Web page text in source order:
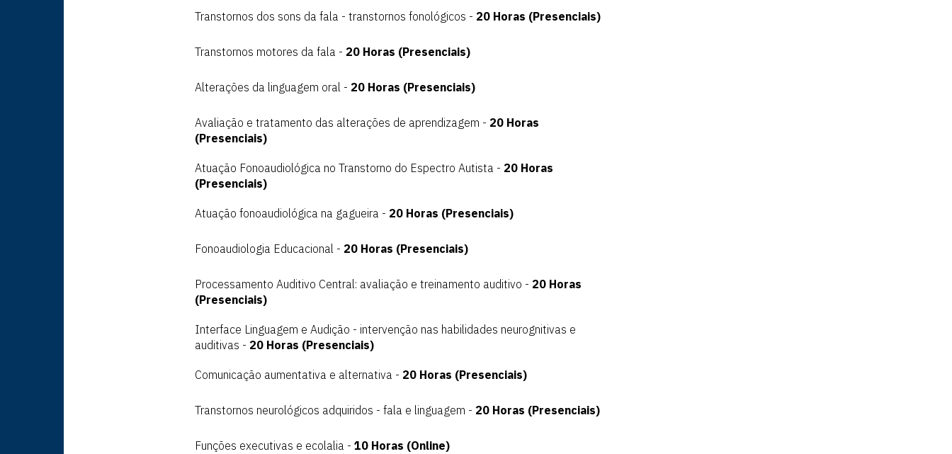
Transtornos dos sons da fala - transtornos fonológicos - 20 Horas (Presenciais)
Transtornos motores da fala - 20 Horas (Presenciais)
Alterações da linguagem oral - 20 Horas (Presenciais)
Avaliação e tratamento das alterações de aprendizagem - 20 Horas
(Presenciais)
Atuação Fonoaudiológica no Transtorno do Espectro Autista - 20 Horas
(Presenciais)
Atuação fonoaudiológica na gagueira - 20 Horas (Presenciais)
Fonoaudiologia Educacional - 20 Horas (Presenciais)
Processamento Auditivo Central: avaliação e treinamento auditivo - 20 Horas
(Presenciais)
Interface Linguagem e Audição - intervenção nas habilidades neurognitivas e
auditivas - 20 Horas (Presenciais)
Comunicação aumentativa e alternativa - 20 Horas (Presenciais)
Transtornos neurológicos adquiridos - fala e linguagem - 20 Horas (Presenciais)
Funções executivas e ecolalia - 10 Horas (Online)